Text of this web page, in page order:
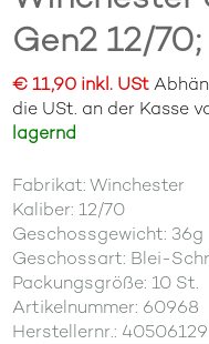
Gen2 12/70;
€ 11,90 inkl. USt
die USt. an der Kasse
lagernd
Fabrikat: Winchester
Kaliber: 12/70
Geschossgewicht: 36g
Geschossart: Blei-
Packungsgröße: 10 St.
Artikelnummer: 60968
Herstellernr.: 40506129